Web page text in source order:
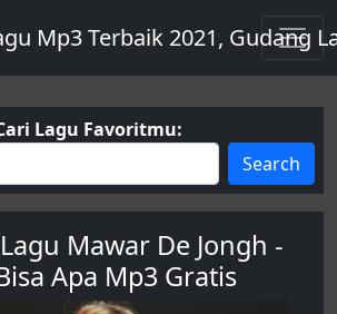
Lagu Favoritmu:
Search
Mawar De Jongh -
Apa Mp3 Gratis